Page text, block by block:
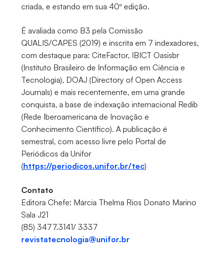
criada, e estando em sua 40º edição.
É avaliada como B3 pela Comissão
QUALIS/CAPES (2019) e inscrita em 7 indexadores,
com destaque para: CiteFactor, IBICT Oasisbr
(Instituto Brasileiro de Informação em Ciência e
Tecnologia), DOAJ (Directory of Open Access
Journals) e mais recentemente, em uma grande
conquista, a base de indexação internacional Redib
(Rede Iberoamericana de Inovação e
Conhecimento Científico). A publicação é
semestral, com acesso livre pelo Portal de
Periódicos da Unifor
(https://periodicos.unifor.br/tec)
Contato
Editora Chefe: Márcia Thelma Rios Donato Marino
Sala J21
(85) 3477.3141/ 3337
revistatecnologia@unifor.br